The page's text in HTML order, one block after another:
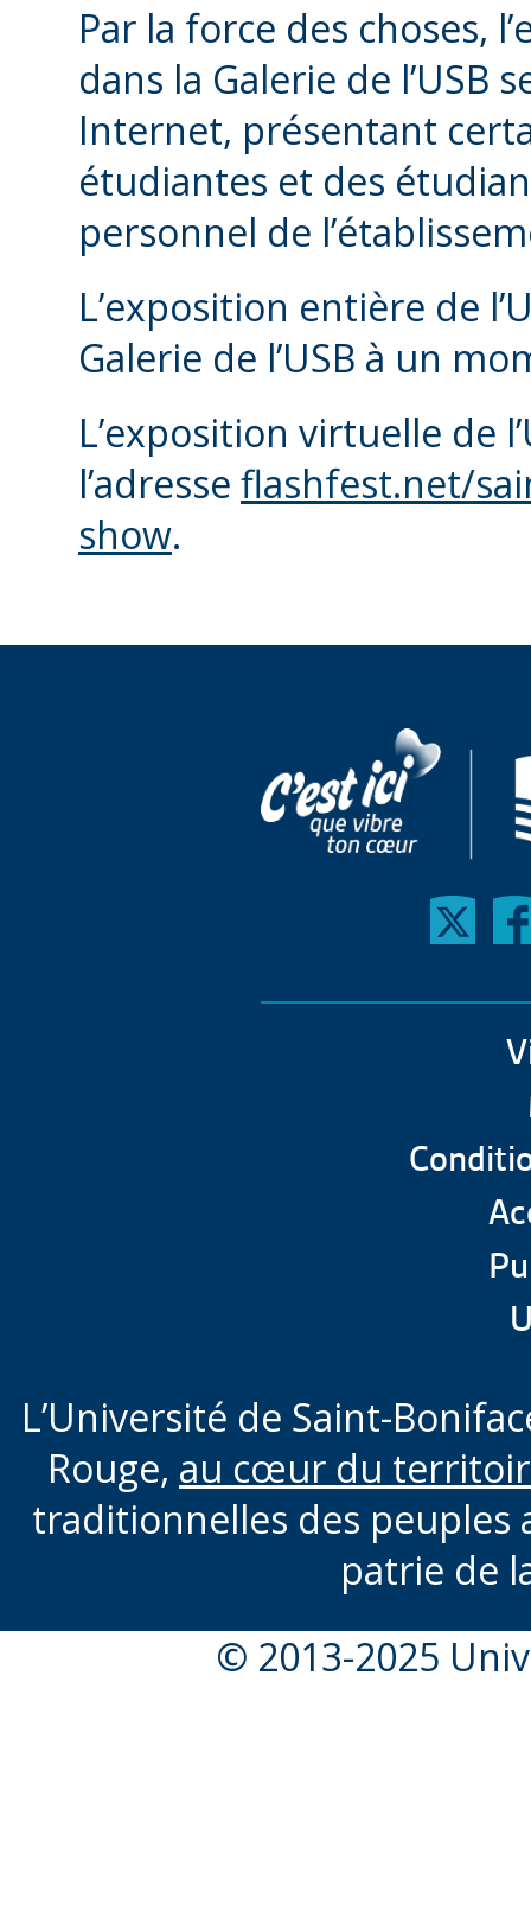
Par la force des choses,
dans la Galerie de
Internet, présentant
étudiantes et des
personnel de
L’exposition entière de
Galerie de l’USB à un
L’exposition virtuelle de
l’adresse flashfest.net/
show.
L’Université de Saint-
Rouge, au cœur du
traditionnelles des peuples
patrie de
© 2013-2025